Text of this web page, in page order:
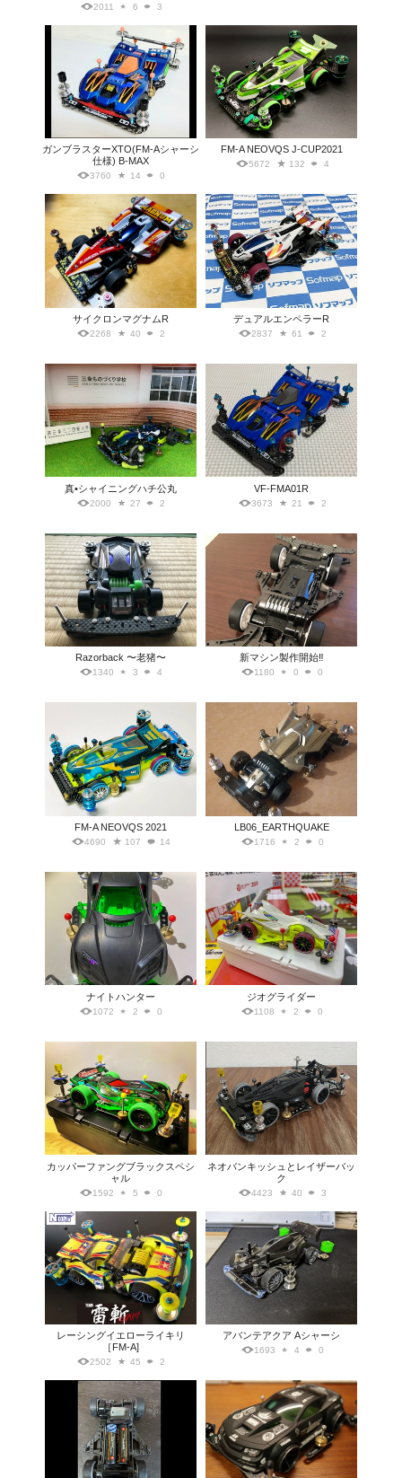
2011 6 3
ガンブラスターXTO(FM-Aシャーシ
仕様) B-MAX
3760 14 0
FM-A NEOVQS J-CUP2021
5672 132 4
サイクロンマグナムR
2268 40 2
デュアルエンペラーR
2837 61 2
真•シャイニングハチ公丸
2000 27 2
VF-FMA01R
3673 21 2
Razorback 〜老猪〜
1340 3 4
新マシン製作開始‼︎
1180 0 0
FM-A NEOVQS 2021
4690 107 14
LB06_EARTHQUAKE
1716 2 0
ナイトハンター
1072 2 0
ジオグライダー
1108 2 0
カッパーファングブラックスペシ
ャル
1592 5 0
ネオバンキッシュとレイザーバッ
ク
4423 40 3
レーシングイエローライキリ
［FM-A]
2502 45 2
アバンテアクア Aシャーシ
1693 4 0